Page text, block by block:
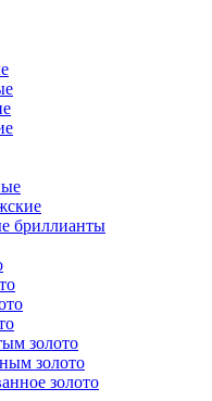
бриллианты
золото
золото
золото